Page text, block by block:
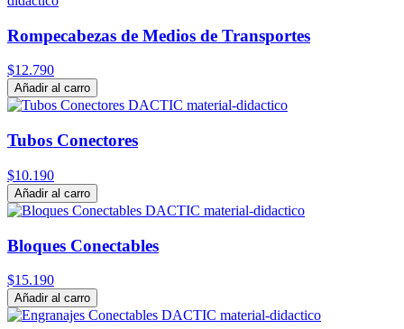
Rompecabezas de Medios de Transportes
$12.790
Añadir al carro
Tubos Conectores
$10.190
Añadir al carro
Bloques Conectables
$15.190
Añadir al carro